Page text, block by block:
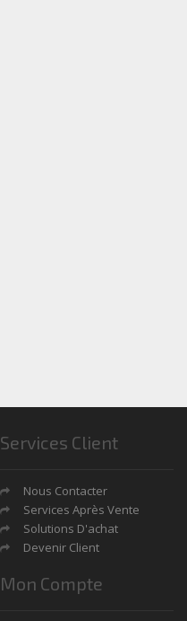
Services Client
Nous Contacter
Services Après Vente
Solutions D'achat
Devenir Client
Mon Compte